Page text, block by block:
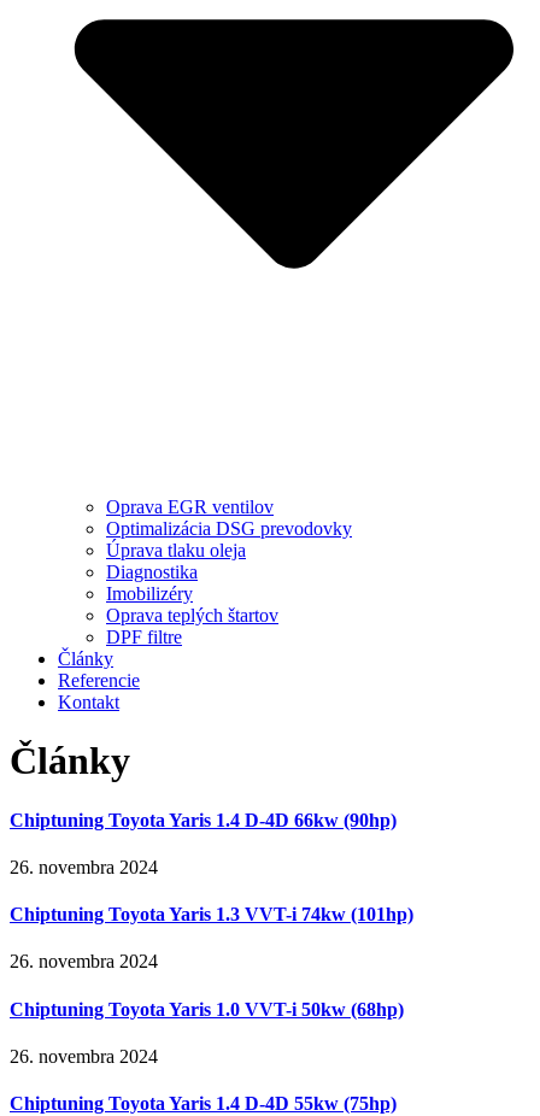
Oprava EGR ventilov
Optimalizácia DSG prevodovky
Úprava tlaku oleja
Diagnostika
Imobilizéry
Oprava teplých štartov
DPF filtre
Články
Referencie
Kontakt
Články
Chiptuning Toyota Yaris 1.4 D-4D 66kw (90hp)
26. novembra 2024
Chiptuning Toyota Yaris 1.3 VVT-i 74kw (101hp)
26. novembra 2024
Chiptuning Toyota Yaris 1.0 VVT-i 50kw (68hp)
26. novembra 2024
Chiptuning Toyota Yaris 1.4 D-4D 55kw (75hp)